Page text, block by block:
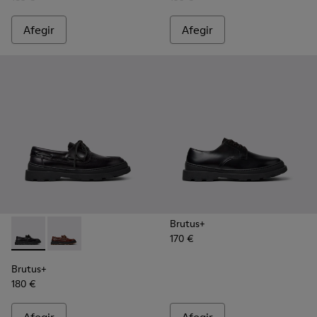
Afegir Afegir
Brutus+ - K101067-002 - Sabates nàutiques de pell negra
Brutus+ - K101067-001 - Mocassí de pell de color
Brutus+
180 €
Brutus+
170 €